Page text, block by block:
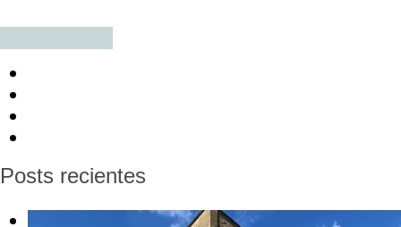
Posts recientes